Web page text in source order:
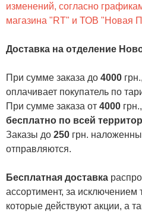
изменений, согласно
магазина "RT" и ТОВ "Новая
Доставка на отделение
При сумме заказа до 4000
оплачивает покупатель по
При сумме заказа от 4000
бесплатно по всей
Заказы до 250 грн.
отправляются.
Бесплатная доставка
ассортимент, за исключением
которые действуют акции, а